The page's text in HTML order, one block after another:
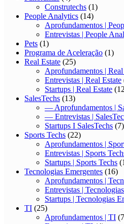
Construtechs (1)
People Analytics (14)
Aprofundamentos |
Entrevistas | People
Pets (1)
Programa de Aceleração (1)
Real Estate (25)
Aprofundamentos | Real
Entrevistas | Real Estate
Startups | Real Estate
SalesTechs (13)
— Aprofundamentos |
— Entrevistas |
Startups I SalesTechs (7)
Sports Techs (22)
Aprofundamentos |
Entrevistas | Sports
Startups | Sports Techs
Tecnologias Emergentes (16)
Aprofundamentos |
Entrevistas |
Startups | Tecnologias
TI (25)
Aprofundamentos | TI